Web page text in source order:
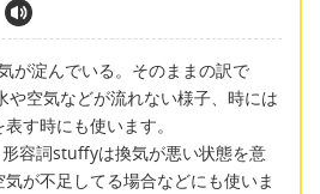
淀んでいる。そのままの訳で
空気などが流れない様子、時には
す時にも使います。
容詞stuffyは換気が悪い状態を意
が不足してる場合などにも使いま